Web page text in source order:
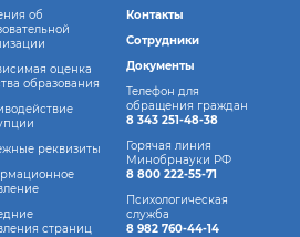
об
оценка
образования
реквизиты
страниц
Контакты
Сотрудники
Документы
Телефон для
обращения граждан
8 343 251-48-38
Горячая линия
Минобрнауки РФ
8 800 222-55-71
Психологическая
служба
8 982 760-44-14